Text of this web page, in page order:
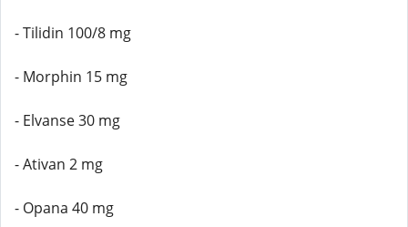
- Tilidin 100/8 mg
- Morphin 15 mg
- Elvanse 30 mg
- Ativan 2 mg
- Opana 40 mg